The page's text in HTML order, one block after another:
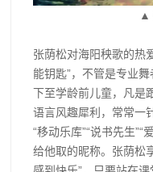
▲
张荫松对海阳秧歌的热
能钥匙”，不管是专业
下至学龄前儿童，凡是
语言风趣犀利，常常一
“移动乐库”“说书先生
给他取的昵称。张荫松